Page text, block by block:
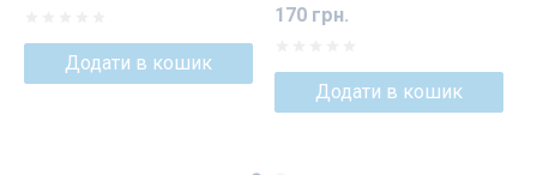
Додати в кошик
170 грн.
Додати в кошик